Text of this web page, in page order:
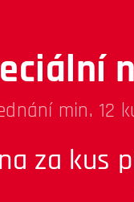
min. 12
za kus